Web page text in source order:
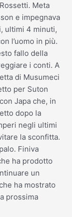
Meta
e impegnava
ultimi 4 minuti,
l’uomo in più.
fallo della
i conti. A
di Musumeci
per Suton
Japa che, in
dopo la
negli ultimi
la sconfitta.
Finiva
ha prodotto
un
ha mostrato
prossima